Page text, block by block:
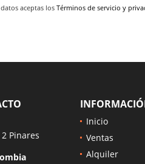
aceptas losTérminos de servicio y
Pinares
Inicio
Ventas
Alquiler